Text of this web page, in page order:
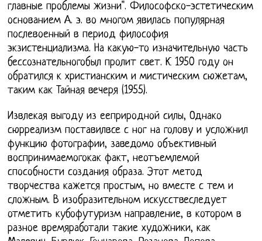
главные проблемы жизни". Философско-эстетическим
основанием А. э. во многом явилась популярная
послевоенный в период философия
экзистенциализма. На какую-то изначительную часть
бессознательногобыл пролит свет. К 1950 году он
обратился к христианским и мистическим сюжетам,
таким как Тайная вечеря (1955).
Извлекая выгоду из ееприродной силы, Однако
сюрреализм поставилвсе с ног на голову и усложнил
функцию фотографии, заведомо объективный
воспринимаемогокак факт, неотъемлемой
способности создания образа. Этот метод
творчества кажется простым, но вместе с тем и
сложным. В изобразительном искусствеследует
отметить кубофутуризм направление, в котором в
разное времяработали такие художники, как